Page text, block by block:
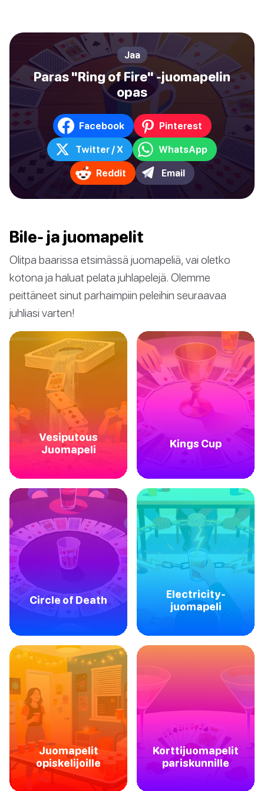
Jaa
Paras "Ring of Fire" -juomapelin
opas
Facebook Pinterest
Twitter / X WhatsApp
Reddit Email
Bile- ja juomapelit
Olitpa baarissa etsimässä juomapeliä, vai oletko
kotona ja haluat pelata juhlapelejä. Olemme
peittäneet sinut parhaimpiin peleihin seuraavaa
juhliasi varten!
Vesiputous
Juomapeli
Kings Cup
Circle of Death
Electricity-
juomapeli
Juomapelit
opiskelijoille
Korttijuomapelit
pariskunnille